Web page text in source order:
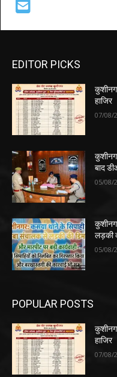
EDITOR PICKS
हाजिर
07/08/
बाद
05/08/
लड़की
05/08/
POPULAR POSTS
हाजिर
07/08/